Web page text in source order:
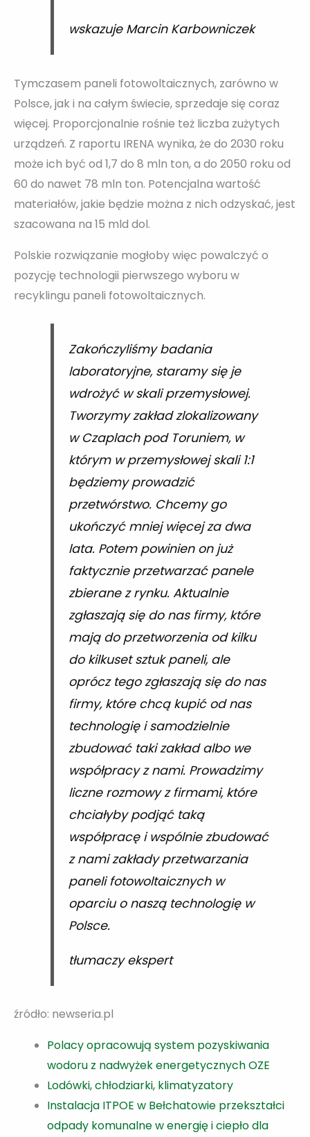
wskazuje Marcin Karbowniczek
Tymczasem paneli fotowoltaicznych, zarówno w
Polsce, jak i na całym świecie, sprzedaje się coraz
więcej. Proporcjonalnie rośnie też liczba zużytych
urządzeń. Z raportu IRENA wynika, że do 2030 roku
może ich być od 1,7 do 8 mln ton, a do 2050 roku od
60 do nawet 78 mln ton. Potencjalna wartość
materiałów, jakie będzie można z nich odzyskać, jest
szacowana na 15 mld dol.
Polskie rozwiązanie mogłoby więc powalczyć o
pozycję technologii pierwszego wyboru w
recyklingu paneli fotowoltaicznych.
Zakończyliśmy badania
laboratoryjne, staramy się je
wdrożyć w skali przemysłowej.
Tworzymy zakład zlokalizowany
w Czaplach pod Toruniem, w
którym w przemysłowej skali 1:1
będziemy prowadzić
przetwórstwo. Chcemy go
ukończyć mniej więcej za dwa
lata. Potem powinien on już
faktycznie przetwarzać panele
zbierane z rynku. Aktualnie
zgłaszają się do nas firmy, które
mają do przetworzenia od kilku
do kilkuset sztuk paneli, ale
oprócz tego zgłaszają się do nas
firmy, które chcą kupić od nas
technologię i samodzielnie
zbudować taki zakład albo we
współpracy z nami. Prowadzimy
liczne rozmowy z firmami, które
chciałyby podjąć taką
współpracę i wspólnie zbudować
z nami zakłady przetwarzania
paneli fotowoltaicznych w
oparciu o naszą technologię w
Polsce.
tłumaczy ekspert
źródło: newseria.pl
Polacy opracowują system pozyskiwania
wodoru z nadwyżek energetycznych OZE
Lodówki, chłodziarki, klimatyzatory
Instalacja ITPOE w Bełchatowie przekształci
odpady komunalne w energię i ciepło dla